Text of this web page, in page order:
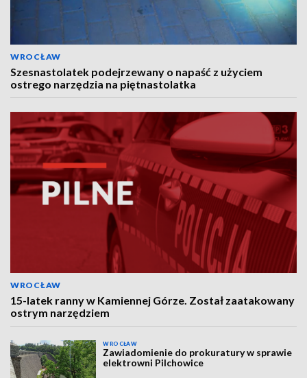
WROCŁAW
Szesnastolatek podejrzewany o napaść z użyciem
ostrego narzędzia na piętnastolatka
WROCŁAW
15-latek ranny w Kamiennej Górze. Został zaatakowany
ostrym narzędziem
WROCŁAW
Zawiadomienie do prokuratury w sprawie
elektrowni Pilchowice